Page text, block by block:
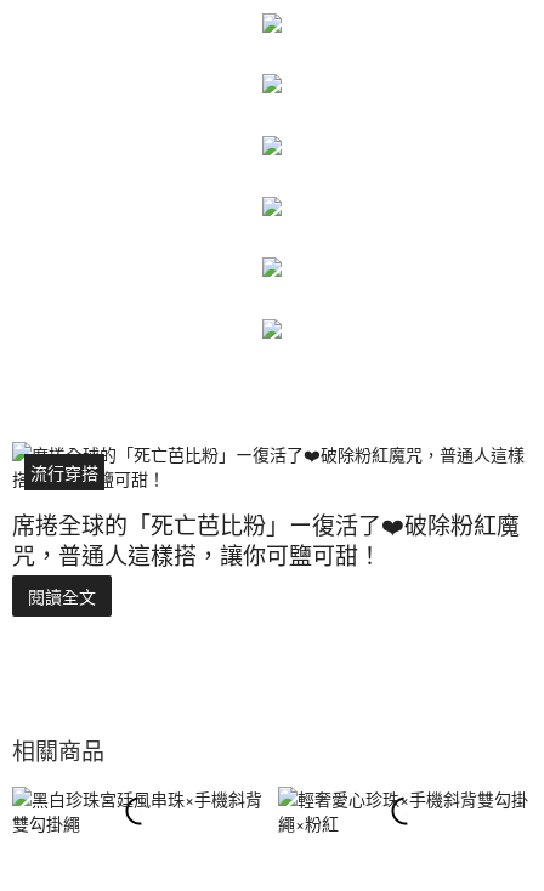
流行穿搭
席捲全球的「死亡芭比粉」ー復活了❤️破除粉紅魔
咒，普通人這樣搭，讓你可鹽可甜！
閱讀全文
相關商品